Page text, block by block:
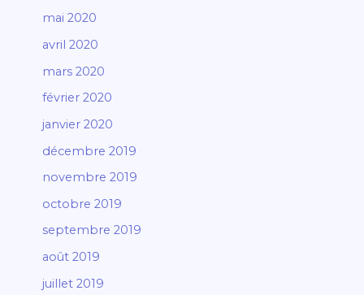
mai 2020
avril 2020
mars 2020
février 2020
janvier 2020
décembre 2019
novembre 2019
octobre 2019
septembre 2019
août 2019
juillet 2019